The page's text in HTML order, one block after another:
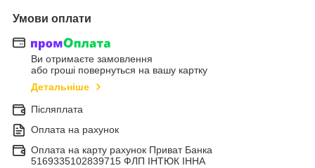
Умови оплати
Ви отримаєте замовлення
або гроші повернуться на вашу картку
Детальніше
Післяплата
Оплата на рахунок
Оплата на карту рахунок Приват Банка
5169335102839715 ФЛП ІНТЮК ІННА